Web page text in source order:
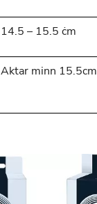
14.5 – 15.5 ċm
Aktar minn 15.5cm